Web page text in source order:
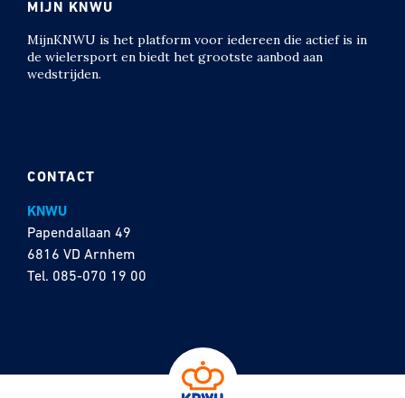
CONTACT
KNWU
Papendallaan 49
6816 VD Arnhem
Tel. 085-070 19 00
MIJN KNWU
MijnKNWU is het platform voor iedereen die actief is in
de wielersport en biedt het grootste aanbod aan
wedstrijden.